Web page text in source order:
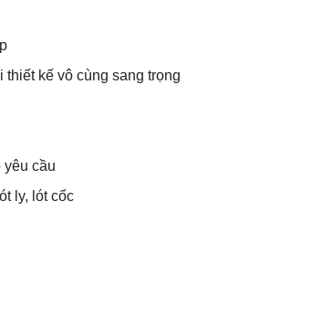
kế vô cùng sang trọng
cầu
ly, lót cốc